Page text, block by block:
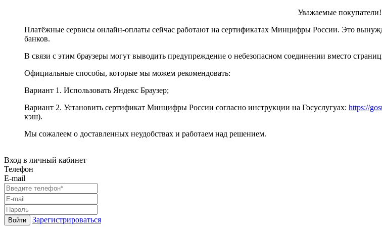
Уважаемые покупатели!
Платёжные сервисы онлайн-оплаты сейчас работают на сертификатах Минцифры России. Это
банков.
В связи с этим браузеры могут выводить предупреждение о небезопасном соединении вместо
Официальные способы, которые мы можем рекомендовать:
Вариант 1. Использовать Яндекс Браузер;
Вариант 2. Установить сертификат Минцифры России согласно инструкции на Госуслугуах: https://
кэш).
Мы сожалеем о доставленных неудобствах и работаем над решением.
Вход в личный кабинет
Телефон
E-mail
Войти Зарегистрироваться